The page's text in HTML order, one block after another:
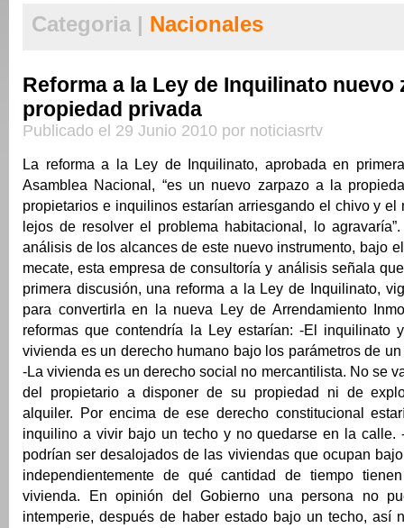
Categoria | Nacionales
Reforma a la Ley de Inquilinato nuevo
propiedad privada
Publicado el 29 Junio 2010 por noticiasrtv
La reforma a la Ley de Inquilinato, aprobada en
Asamblea Nacional, “es un nuevo zarpazo a la
propietarios e inquilinos estarían arriesgando el chivo y el
lejos de resolver el problema habitacional, lo
análisis de los alcances de este nuevo instrumento, bajo
mecate, esta empresa de consultoría y análisis señala
primera discusión, una reforma a la Ley de Inquilinato,
para convertirla en la nueva Ley de Arrendamiento
reformas que contendría la Ley estarían: -El inquilinato
vivienda es un derecho humano bajo los parámetros de
-La vivienda es un derecho social no mercantilista. No se
del propietario a disponer de su propiedad ni de
alquiler. Por encima de ese derecho constitucional
inquilino a vivir bajo un techo y no quedarse en la calle.
podrían ser desalojados de las viviendas que ocupan
independientemente de qué cantidad de tiempo
vivienda. En opinión del Gobierno una persona no
intemperie, después de haber estado bajo un techo, así